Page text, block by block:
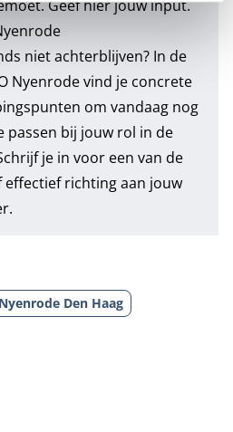
Geef hier jouw input.
niet achterblijven? In de
Nyenrode vind je concrete
om vandaag nog
passen bij jouw rol in de
je in voor een van de
effectief richting aan jouw
Den Haag